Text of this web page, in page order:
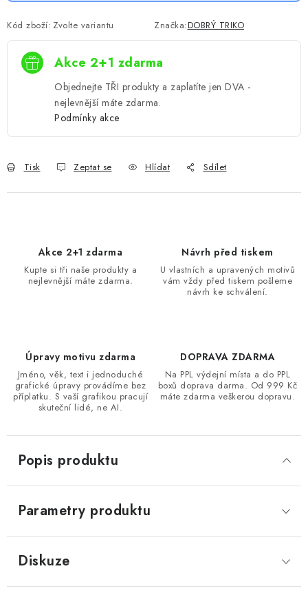
Kód zboží: Zvolte variantu Značka:DOBRÝ TRIKO
Akce 2+1 zdarma
Objednejte TŘI produkty a zaplatíte jen DVA -
nejlevnější máte zdarma.
Podmínky akce
Tisk Zeptat se Hlídat Sdílet
Akce 2+1 zdarma
Kupte si tři naše produkty a
nejlevnější máte zdarma.
Návrh před tiskem
U vlastních a upravených motivů
vám vždy před tiskem pošleme
návrh ke schválení.
Úpravy motivu zdarma
Jméno, věk, text i jednoduché
grafické úpravy provádíme bez
příplatku. S vaší grafikou pracují
skuteční lidé, ne AI.
DOPRAVA ZDARMA
Na PPL výdejní místa a do PPL
boxů doprava darma. Od 999 Kč
máte zdarma veškerou dopravu.
Popis produktu
Parametry produktu
Diskuze